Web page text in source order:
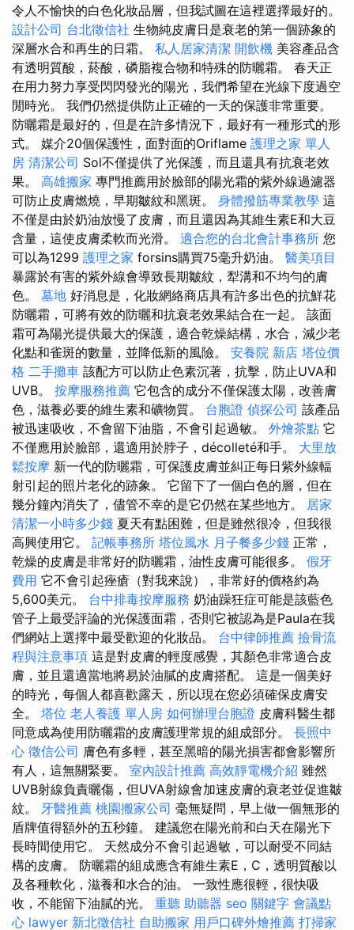
令人不愉快的白色化妝品層，但我試圖在這裡選擇最好的。
設計公司 台北徵信社 生物純皮膚日是衰老的第一個跡象的
深層水合和再生的日霜。 私人居家清潔 開飲機 美容產品含
有透明質酸，菸酸，磷脂複合物和特殊的防曬霜。 春天正
在用力努力享受閃閃發光的陽光，我們希望在光線下度過空
閒時光。 我們仍然提供防止正確的一天的保護非常重要。
防曬霜是最好的，但是在許多情況下，最好有一種形式的形
式。 媒介20個保護性，面對面的Oriflame 護理之家 單人
房 清潔公司 Sol不僅提供了光保護，而且還具有抗衰老效
果。 高雄搬家 專門推薦用於臉部的陽光霜的紫外線過濾器
可防止皮膚燃燒，早期皺紋和黑斑。 身體撥筋專業教學 這
不僅是由於奶油放慢了皮膚，而且還因為其維生素E和大豆
含量，這使皮膚柔軟而光滑。 適合您的台北會計事務所 您
可以為1299 護理之家 forsins購買75毫升奶油。 醫美項目
暴露於有害的紫外線會導致長期皺紋，犁溝和不均勻的膚
色。 墓地 好消息是，化妝網絡商店具有許多出色的抗鮮花
防曬霜，可將有效的防曬和抗衰老效果結合在一起。 該面
霜可為陽光提供最大的保護，適合乾燥結構，水合，減少老
化點和雀斑的數量，並降低新的風險。 安養院 新店 塔位價
格 二手攤車 該配方可以防止色素沉著，抗擊，防止UVA和
UVB。 按摩服務推薦 它包含的成分不僅保護太陽，改善膚
色，滋養必要的維生素和礦物質。 台胞證 偵探公司 該產品
被迅速吸收，不會留下油脂，不會引起過敏。 外燴茶點 它
不僅應用於臉部，還適用於脖子，décolleté和手。 大里放
鬆按摩 新一代的防曬霜，可保護皮膚並糾正每日紫外線輻
射引起的照片老化的跡象。 它留下了一個白色的層，但在
幾分鐘內消失了，儘管不幸的是它仍然在某些地方。 居家
清潔一小時多少錢 夏天有點困難，但是雖然很冷，但我很
高興使用它。 記帳事務所 塔位風水 月子餐多少錢 正常，
乾燥的皮膚是非常好的防曬霜，油性皮膚可能很多。 假牙
費用 它不會引起痤瘡（對我來說），非常好的價格約為
5,600美元。 台中排毒按摩服務 奶油躁狂症可能是該藍色
管子上最受評論的光保護面霜，否則它被認為是Paula在我
們網站上選擇中最受歡迎的化妝品。 台中律師推薦 撿骨流
程與注意事項 這是對皮膚的輕度感覺，其顏色非常適合皮
膚，並且還適當地將易於油膩的皮膚搭配。 這是一個美好
的時光，每個人都喜歡露天，所以現在您必須確保皮膚安
全。 塔位 老人養護 單人房 如何辦理台胞證 皮膚科醫生都
同意成為使用防曬霜的皮膚護理常規的組成部分。 長照中
心 徵信公司 膚色有多輕，甚至黑暗的陽光損害都會影響所
有人，這無關緊要。 室內設計推薦 高效靜電機介紹 雖然
UVB射線負責曬傷，但UVA射線會加速皮膚的衰老並促進皺
紋。 牙醫推薦 桃園搬家公司 毫無疑問，早上做一個無形的
盾牌值得額外的五秒鐘。 建議您在陽光前和白天在陽光下
長時間使用它。 天然成分不會引起過敏，可以耐受不同結
構的皮膚。 防曬霜的組成應含有維生素E，C，透明質酸以
及各種軟化，滋養和水合的油。 一致性應很輕，很快吸
收，不能留下油膩的光。 重聽 助聽器 seo 關鍵字 會議點
心 lawyer 新北徵信社 自助搬家 用戶口碑外燴推薦 打掃家